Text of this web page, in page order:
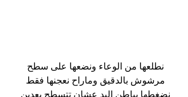
نطلعها من الوعاء ونضعها على سطح
مرشوش بالدقيق وماراح نعجنها فقط